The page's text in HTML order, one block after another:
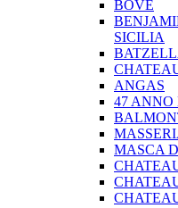
BOVE
SICILIA
ANGAS
47
MASCA